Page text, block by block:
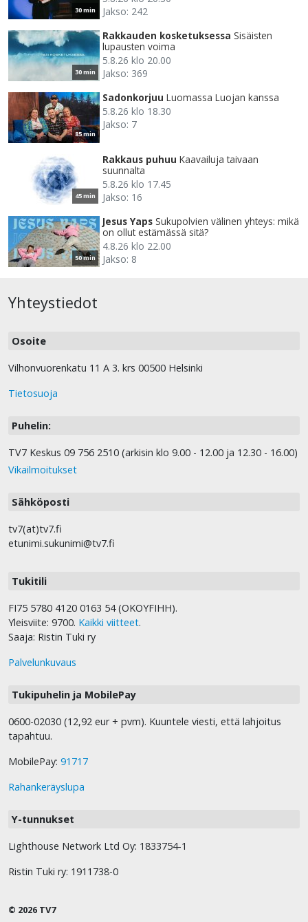
30 min
Jakso: 242
30 min
Rakkauden kosketuksessa Sisäisten
lupausten voima
5.8.26 klo 20.00
Jakso: 369
85 min
Sadonkorjuu Luomassa Luojan kanssa
5.8.26 klo 18.30
Jakso: 7
45 min
Rakkaus puhuu Kaavailuja taivaan
suunnalta
5.8.26 klo 17.45
Jakso: 16
50 min
Jesus Yaps Sukupolvien välinen yhteys: mikä
on ollut estämässä sitä?
4.8.26 klo 22.00
Jakso: 8
Yhteystiedot
Osoite
Vilhonvuorenkatu 11 A 3. krs 00500 Helsinki
Tietosuoja
Puhelin:
TV7 Keskus 09 756 2510 (arkisin klo 9.00 - 12.00 ja 12.30 - 16.00)
Vikailmoitukset
Sähköposti
tv7(at)tv7.fi
etunimi.sukunimi@tv7.fi
Tukitili
FI75 5780 4120 0163 54 (OKOYFIHH).
Yleisviite: 9700. Kaikki viitteet.
Saaja: Ristin Tuki ry
Palvelunkuvaus
Tukipuhelin ja MobilePay
0600-02030 (12,92 eur + pvm). Kuuntele viesti, että lahjoitus
tapahtuu.
MobilePay: 91717
Rahankeräyslupa
Y-tunnukset
Lighthouse Network Ltd Oy: 1833754-1
Ristin Tuki ry: 1911738-0
© 2026 TV7